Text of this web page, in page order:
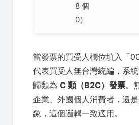
8 個
0）
當發票的買受人欄位填入「
代表買受人無台灣統編，系
歸類為 C 類（B2C）發票。
企業、外國個人消費者，還
象，這個邏輯一致適用。